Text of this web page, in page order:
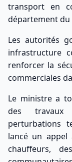
transport en
département du
Les autorités
infrastructure
renforcer la
commerciales
Le ministre a
des travaux
perturbations
lancé un appel
chauffeurs,